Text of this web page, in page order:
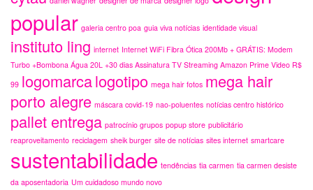
popular galeria centro poa guia viva notícias identidade visual
instituto ling internet Internet WiFi Fibra Ótica 200Mb + GRÁTIS: Modem
Turbo +Bombona Água 20L +30 dias Assinatura TV Streaming Amazon Prime Video R$
99 logomarcalogotipo mega hair fotos mega hair
porto alegre máscara covid-19 nao-poluentes notícias centro histórico
pallet entrega patrocínio grupos popup store publicitário
reaproveitamento reciclagem sheik burger site de notícias sites internet smartcare
sustentabilidade tendências tia carmen tia carmen desiste
da aposentadoria Um cuidadoso mundo novo